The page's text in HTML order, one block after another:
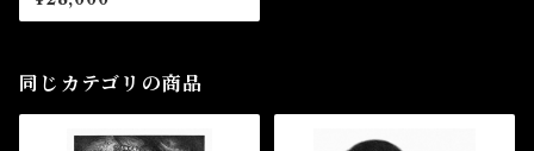
同じカテゴリの商品